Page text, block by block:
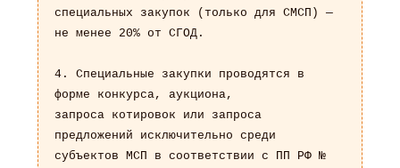
специальных закупок (только для СМСП) —
не менее 20% от СГОД.
4. Специальные закупки проводятся в
форме конкурса, аукциона,
запроса котировок или запроса
предложений исключительно среди
субъектов МСП в соответствии с ПП РФ №